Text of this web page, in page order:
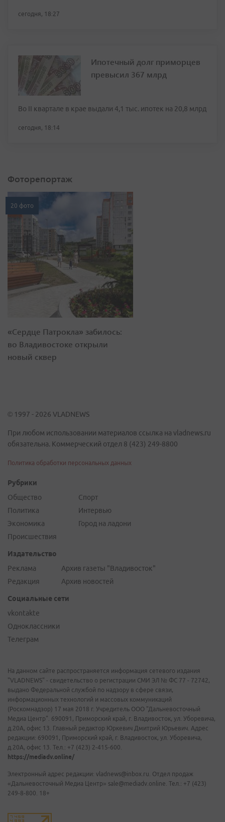
сегодня, 18:27
Ипотечный долг приморцев
превысил 367 млрд
Во II квартале в крае выдали 4,1 тыс. ипотек на 20,8 млрд
сегодня, 18:14
Фоторепортаж
20 фото
«Сердце Патрокла» забилось:
во Владивостоке открыли
новый сквер
© 1997 - 2026 VLADNEWS
При любом использовании материалов ссылка на vladnews.ru
обязательна. Коммерческий отдел 8 (423) 249-8800
Политика обработки персональных данных
Рубрики
Общество
Политика
Экономика
Происшествия
Спорт
Интервью
Город на ладони
Издательство
Реклама
Редакция
Архив газеты "Владивосток"
Архив новостей
Социальные сети
vkontakte
Одноклассники
Телеграм
На данном сайте распространяется информация сетевого издания
"VLADNEWS" - свидетельство о регистрации СМИ ЭЛ № ФС 77 - 72742,
выдано Федеральной службой по надзору в сфере связи,
информационных технологий и массовых коммуникаций
(Роскомнадзор) 17 мая 2018 г. Учредитель ООО "Дальневосточный
Медиа Центр". 690091, Приморский край, г. Владивосток, ул. Уборевича,
д.20А, офис 13. Главный редактор Юркевич Дмитрий Юрьевич. Адрес
редакции: 690091, Приморский край, г. Владивосток, ул. Уборевича,
д.20А, офис 13. Тел.: +7 (423) 2-415-600.
https://mediadv.online/
Электронный адрес редакции: vladnews@inbox.ru. Отдел продаж
«Дальневосточный Медиа Центр» sale@mediadv.online. Тел.: +7 (423)
249-8-800. 18+